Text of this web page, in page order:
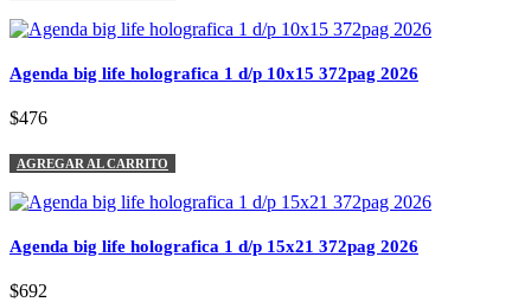
Agenda big life holografica 1 d/p 10x15 372pag 2026
$476
AGREGAR AL CARRITO
Agenda big life holografica 1 d/p 15x21 372pag 2026
$692